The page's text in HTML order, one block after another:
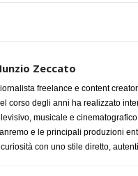
Zeccato
freelance e content
corso degli anni ha realizzato
musicale e
e le principali produzioni
con uno stile diretto,